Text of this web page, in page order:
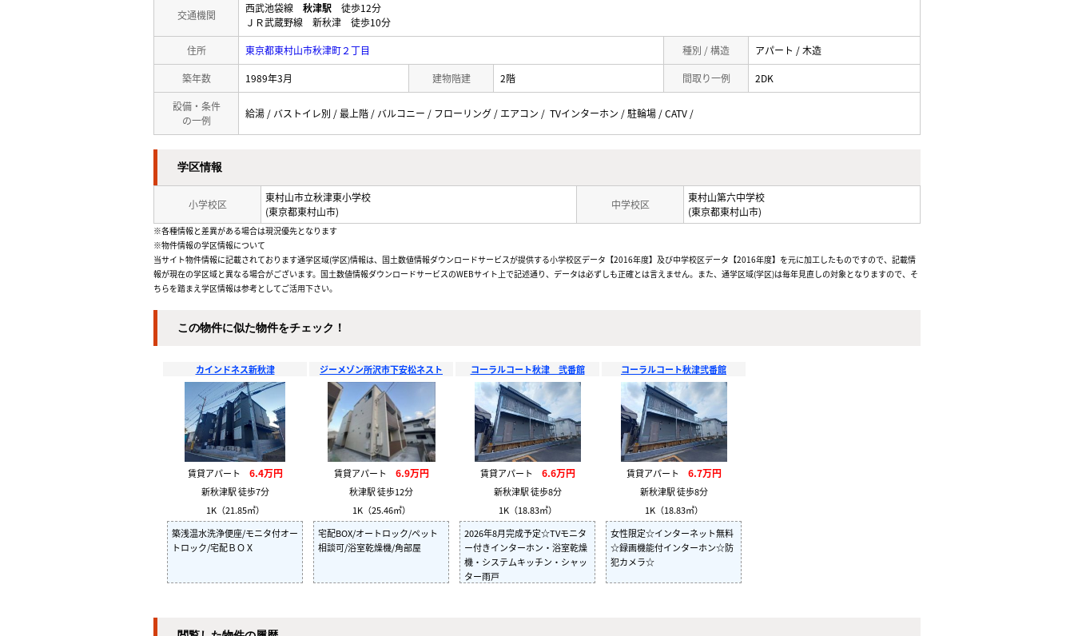
交通機関
西武池袋線 秋津駅 徒歩12分
ＪＲ武蔵野線 新秋津 徒歩10分
住所 東京都東村山市秋津町２丁目 種別 / 構造 アパート / 木造
築年数 1989年3月 建物階建 2階 間取り一例 2DK
設備・条件
の一例
給湯 / バストイレ別 / 最上階 / バルコニー / フローリング / エアコン / TVインターホン / 駐輪場 / CATV /
学区情報
小学校区
東村山市立秋津東小学校
(東京都東村山市)
中学校区
東村山第六中学校
(東京都東村山市)
※各種情報と差異がある場合は現況優先となります
※物件情報の学区情報について
当サイト物件情報に記載されております通学区域(学区)情報は、国土数値情報ダウンロードサービスが提供する小学校区データ【2016年度】及び中学校区データ【2016年度】を元に加工したものですので、記載情
報が現在の学区域と異なる場合がございます。国土数値情報ダウンロードサービスのWEBサイト上で記述通り、データは必ずしも正確とは言えません。また、通学区域(学区)は毎年見直しの対象となりますので、そ
ちらを踏まえ学区情報は参考としてご活用下さい。
この物件に似た物件をチェック！
カインドネス新秋津
賃貸アパート 6.4万円
新秋津駅 徒歩7分
1K（21.85㎡）
築浅温水洗浄便座/モニタ付オー
トロック/宅配ＢＯＸ
ジーメゾン所沢市下安松ネスト
賃貸アパート 6.9万円
秋津駅 徒歩12分
1K（25.46㎡）
宅配BOX/オートロック/ペット
相談可/浴室乾燥機/角部屋
コーラルコート秋津 弐番館
賃貸アパート 6.6万円
新秋津駅 徒歩8分
1K（18.83㎡）
2026年8月完成予定☆TVモニタ
ー付きインターホン・浴室乾燥
機・システムキッチン・シャッ
ター雨戸
コーラルコート秋津弐番館
賃貸アパート 6.7万円
新秋津駅 徒歩8分
1K（18.83㎡）
女性限定☆インターネット無料
☆録画機能付インターホン☆防
犯カメラ☆